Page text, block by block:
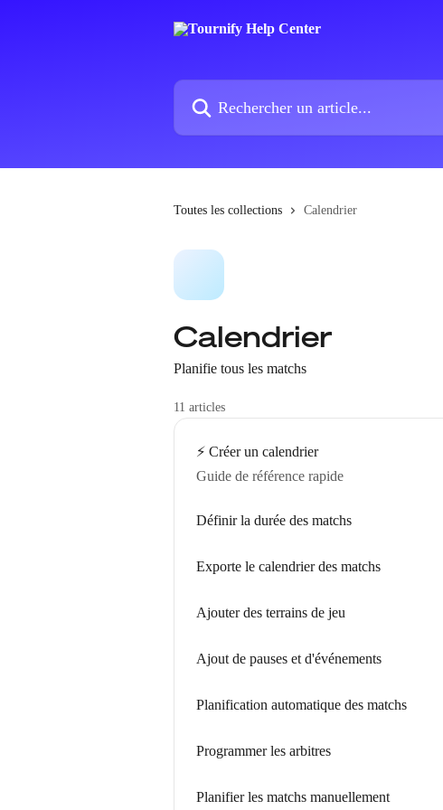
Rechercher un article...
Toutes les collections Calendrier
Calendrier
Planifie tous les matchs
11 articles
⚡️ Créer un calendrier
Guide de référence rapide
Définir la durée des matchs
Exporte le calendrier des matchs
Ajouter des terrains de jeu
Ajout de pauses et d'événements
Planification automatique des matchs
Programmer les arbitres
Planifier les matchs manuellement